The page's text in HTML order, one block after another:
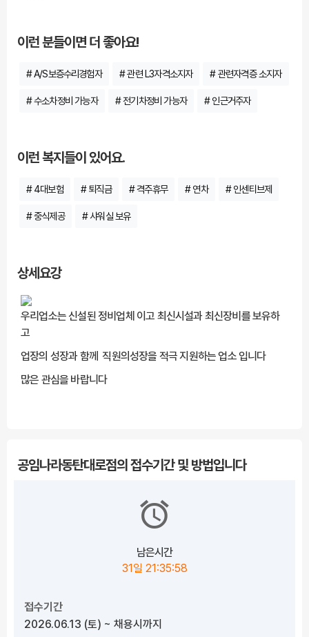
이런 분들이면 더 좋아요!
# A/S보증수리경험자 # 관련 L3자격소지자 # 관련자격증 소지자
# 수소차정비 가능자 # 전기차정비 가능자 # 인근거주자
이런 복지들이 있어요.
# 4대보험 # 퇴직금 # 격주휴무 # 연차 # 인센티브제
# 중식제공 # 샤워실 보유
상세요강
우리업소는 신설된 정비업체 이고 최신시설과 최신장비를 보유하
고
업장의 성장과 함께 직원의성장을 적극 지원하는 업소 입니다
많은 관심을 바랍니다
공임나라동탄대로점의 접수기간 및 방법입니다
남은시간
31일 21:35:57
접수기간
2026.06.13 (토) ~ 채용시까지